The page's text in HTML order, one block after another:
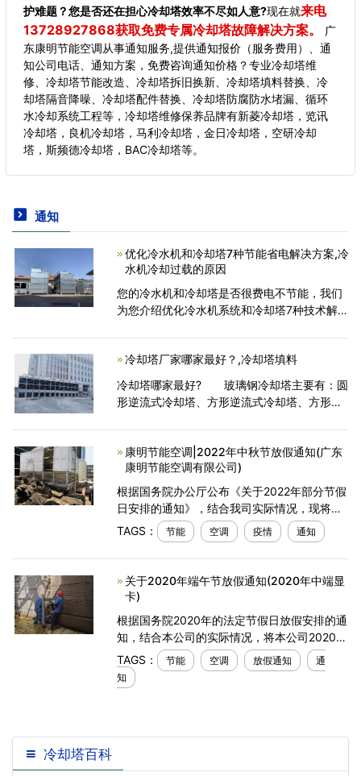
护难题？您是否还在担心冷却塔效率不尽如人意?现在就来电
13728927868获取免费专属冷却塔故障解决方案。
广
东康明节能空调从事通知服务,提供通知报价（服务费用）、通
知公司电话、通知方案，免费咨询通知价格？专业冷却塔维
修、冷却塔节能改造、冷却塔拆旧换新、冷却塔填料替换、冷
却塔隔音降噪、冷却塔配件替换、冷却塔防腐防水堵漏、循环
水冷却系统工程等，冷却塔维修保养品牌有新菱冷却塔，览讯
冷却塔，良机冷却塔，马利冷却塔，金日冷却塔，空研冷却
塔，斯频德冷却塔，BAC冷却塔等。
通知
优化冷水机和冷却塔7种节能省电解决方案,冷
水机冷却过载的原因
您的冷水机和冷却塔是否很费电不节能，我们
为您介绍优化冷水机系统和冷却塔7种技术解决
它们的能源性
冷却塔厂家哪家最好？,冷却塔填料
冷却塔哪家最好? 玻璃钢冷却塔主要有：圆
形逆流式冷却塔、方形逆流式冷却塔、方形横
规格，同时生产
康明节能空调|2022年中秋节放假通知(广东
康明节能空调有限公司)
根据国务院办公厅公布《关于2022年部分节假
日安排的通知》，结合我司实际情况，现将康
明节能空调2022年中秋节放假时间安排通知如
下:9月10日至12日放假，共3天。
TAGS： 节能 空调 疫情 通知
关于2020年端午节放假通知(2020年中端显
卡)
根据国务院2020年的法定节假日放假安排的通
知，结合本公司的实际情况，将本公司2020年
端午节的放假安排通知如下：
TAGS： 节能 空调 放假通知
通
知
冷却塔百科